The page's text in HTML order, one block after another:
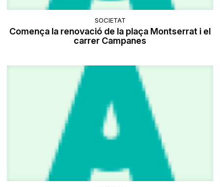
SOCIETAT
Comença la renovació de la plaça Montserrat i el
carrer Campanes